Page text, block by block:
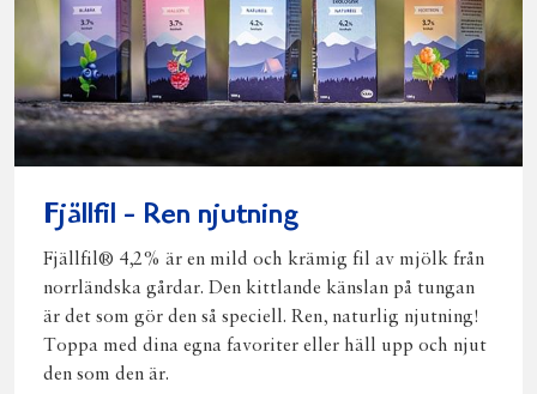
Fjällfil - Ren njutning
Fjällfil® 4,2% är en mild och krämig fil av mjölk från
norrländska gårdar. Den kittlande känslan på tungan
är det som gör den så speciell. Ren, naturlig njutning!
Toppa med dina egna favoriter eller häll upp och njut
den som den är.